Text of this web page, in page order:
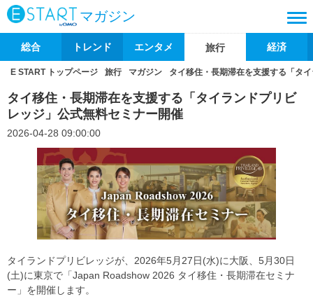
マガジン
総合 トレンド エンタメ 旅行 経済
E START トップページ 旅行 マガジン タイ移住・長期滞在を支援する「タ
タイ移住・長期滞在を支援する「タイランドプリビ
レッジ」公式無料セミナー開催
2026-04-28 09:00:00
タイランドプリビレッジが、2026年5月27日(水)に大阪、5月30日
(土)に東京で「Japan Roadshow 2026 タイ移住・長期滞在セミナ
ー」を開催します。